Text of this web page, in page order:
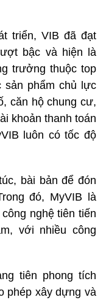
triển, VIB đã đạt
bậc và hiện là
trưởng thuộc top
sản phẩm chủ lực
căn hộ chung cư,
khoản thanh toán
luôn có tốc độ
bài bản để đón
đó, MyVIB là
nghệ tiên tiến
với nhiều công
tiên phong tích
phép xây dựng và